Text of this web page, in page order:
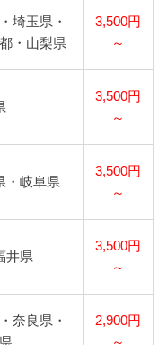
埼玉県・
・山梨県
3,500円
～
3,500円
～
・岐阜県
3,500円
～
井県
3,500円
～
奈良県・
2,900円